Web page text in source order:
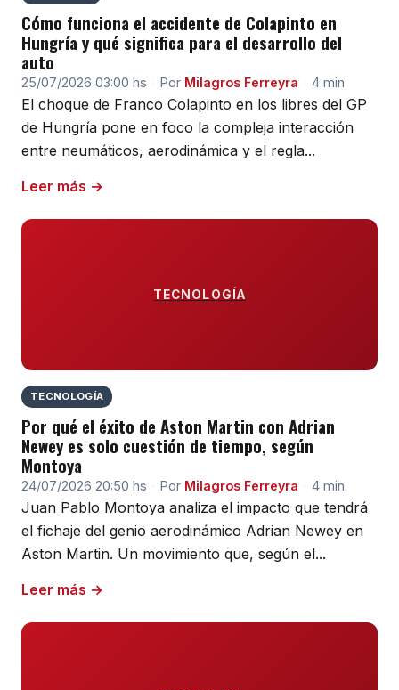
Cómo funciona el accidente de Colapinto en
Hungría y qué significa para el desarrollo del
auto
25/07/2026 03:00 hs · Por Milagros Ferreyra · 4 min
El choque de Franco Colapinto en los libres del GP
de Hungría pone en foco la compleja interacción
entre neumáticos, aerodinámica y el regla...
Leer más →
TECNOLOGÍA
TECNOLOGÍA
Por qué el éxito de Aston Martin con Adrian
Newey es solo cuestión de tiempo, según
Montoya
24/07/2026 20:50 hs · Por Milagros Ferreyra · 4 min
Juan Pablo Montoya analiza el impacto que tendrá
el fichaje del genio aerodinámico Adrian Newey en
Aston Martin. Un movimiento que, según el...
Leer más →